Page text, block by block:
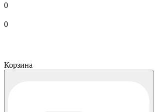
0
0
Корзина